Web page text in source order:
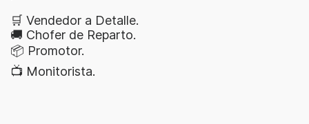
🛒 Vendedor a Detalle.
🚚 Chofer de Reparto.
📦 Promotor.
📺 Monitorista.